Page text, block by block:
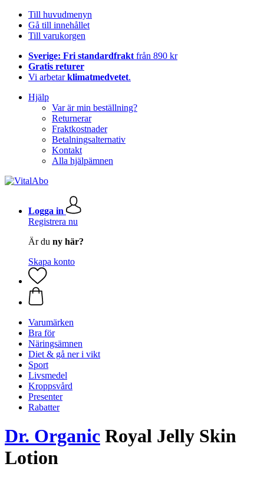
Till huvudmenyn
Gå till innehållet
Till varukorgen
Sverige: Fri standardfrakt från 890 kr
Gratis returer
Vi arbetarklimatmedvetet.
Hjälp
Var är min beställning?
Returnerar
Fraktkostnader
Betalningsalternativ
Kontakt
Alla hjälpämnen
Logga in
Registrera nu
Är du ny här?
Skapa konto
Varumärken
Bra för
Näringsämnen
Diet & gå ner i vikt
Sport
Livsmedel
Kroppsvård
Presenter
Rabatter
Dr. Organic Royal Jelly Skin
Lotion